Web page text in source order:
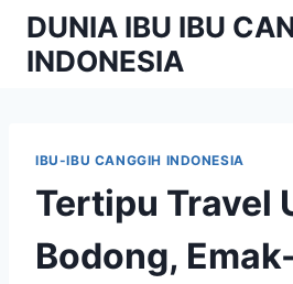
Skip
content
DUNIA IBU IBU
INDONESIA
IBU-IBU CANGGIH INDONESIA
Tertipu Travel
Bodong,